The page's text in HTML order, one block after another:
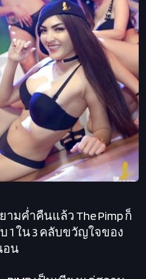
มค่ำคืนแล้ว The Pimp ก็
1 ใน 3 คลับขวัญใจของ
อน